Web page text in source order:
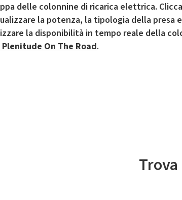
delle colonnine di ricarica elettrica.
la potenza, la tipologia della presa e
la disponibilità in tempo reale della
Plenitude On The Road.
Il servizio di